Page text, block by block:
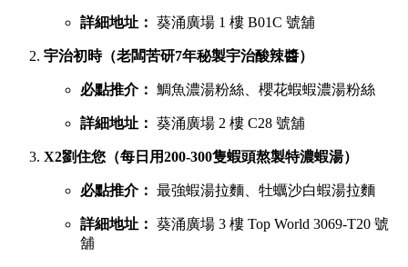
詳細地址： 葵涌廣場 1 樓 B01C 號舖
宇治初時（老闆苦研7年秘製宇治酸辣醬）
必點推介： 鯛魚濃湯粉絲、櫻花蝦蝦濃湯粉絲
詳細地址： 葵涌廣場 2 樓 C28 號舖
X2劉住您（每日用200-300隻蝦頭熬製特濃蝦湯）
必點推介： 最強蝦湯拉麵、牡蠣沙白蝦湯拉麵
詳細地址： 葵涌廣場 3 樓 Top World 3069-T20 號
舖